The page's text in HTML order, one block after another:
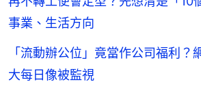
事業、生活方向
「流動辦公位」竟當作公司福利？
大每日像被監視